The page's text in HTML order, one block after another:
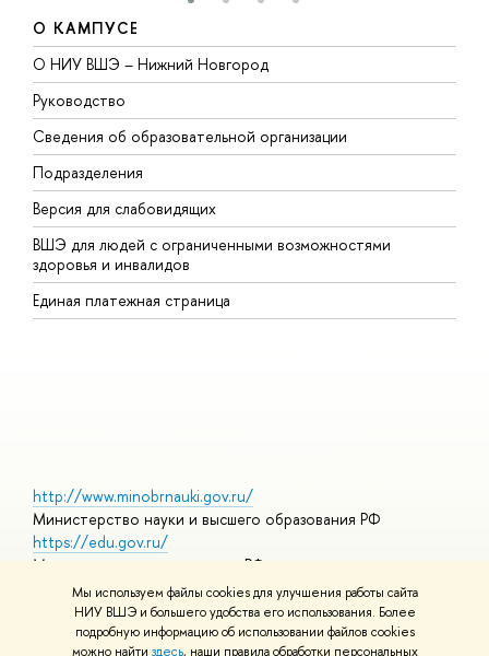
Мы используем файлы cookies для улучшения работы сайта
НИУ ВШЭ и большего удобства его использования. Более
подробную информацию об использовании файлов cookies
можно найти здесь, наши правила обработки персональных
О КАМПУСЕ
О НИУ ВШЭ – Нижний Новгород
Руководство
Сведения об образовательной организации
Подразделения
Версия для слабовидящих
ВШЭ для людей с ограниченными возможностями
здоровья и инвалидов
Единая платежная страница
http://www.minobrnauki.gov.ru/
Министерство науки и высшего образования РФ
https://edu.gov.ru/
Министерство просвещения РФ
https://elearning.hse.ru/mooc
Массовые открытые онлайн-курсы